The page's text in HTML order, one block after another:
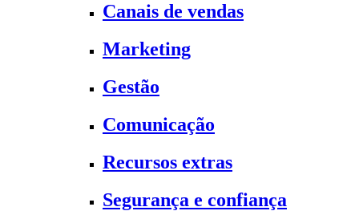
Canais de vendas
Marketing
Gestão
Comunicação
Recursos extras
Segurança e confiança